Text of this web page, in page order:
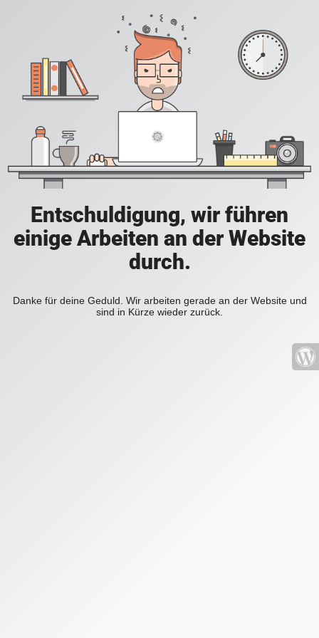
Entschuldigung, wir führen
einige Arbeiten an der Website
durch.
Danke für deine Geduld. Wir arbeiten gerade an der Website und
sind in Kürze wieder zurück.